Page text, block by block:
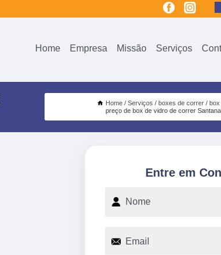
Home Empresa Missão Serviços
Home Serviços boxes de correr
preço de box de vidro de correr
Entre em